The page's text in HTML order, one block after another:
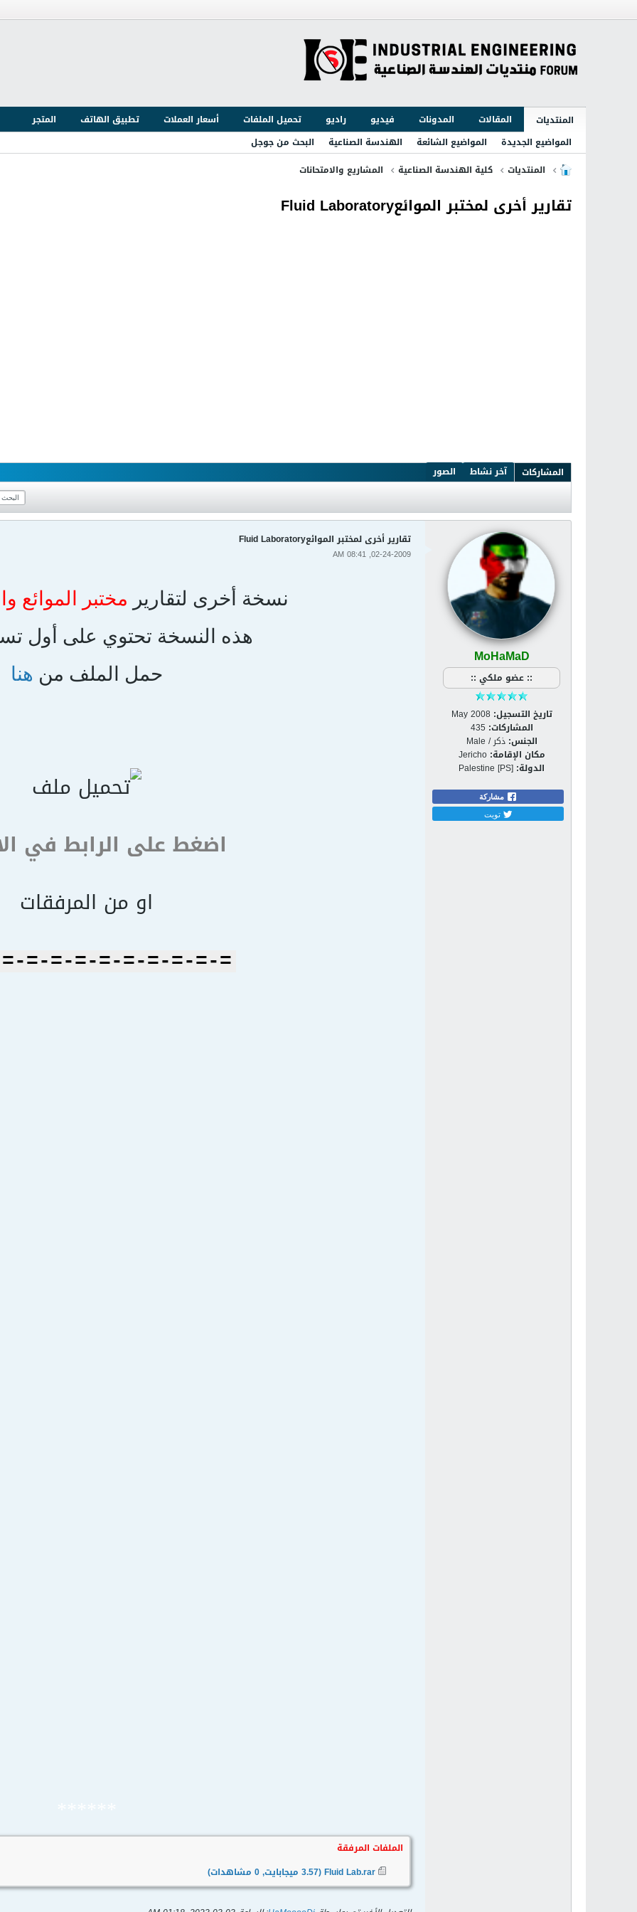
المنتديات المقالات المدونات فيديو راديو تحميل الملفات أسعار العملات تطبيق الهاتف
المتجر
المواضيع الجديدة
المواضيع الشائعة الهندسة الصناعية
البحث من جوجل
المنتديات
كلية الهندسة الصناعية المشاريع والامتحانات
تقارير أخرى لمختبر الموائعFluid Laboratory
المشاركات آخر نشاط الصور
MoHaMaD
:: عضو ملكي ::
تاريخ التسجيل: May 2008
المشاركات: 435
الجنس: ذكر / Male
مكان الإقامة: Jericho
الدولة: Palestine [PS]
مشاركة
تويت
تقارير أخرى لمختبر الموائعFluid Laboratory
02-24-2009, 08:41 AM
نسخة أخرى لتقارير مختبر الموائع
هذه النسخة تحتوي على أول
حمل الملف من هنا
اضغط على الرابط في
او من المرفقات
=-=-=-=-=-=-=-=-=-
الملفات المرفقة
Fluid Lab.rar(3.57 ميجابايت, 0 مشاهدات)